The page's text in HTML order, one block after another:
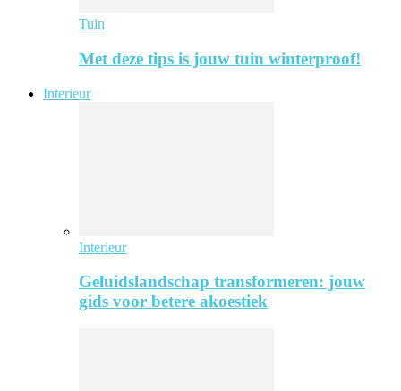
Tuin
Met deze tips is jouw tuin winterproof!
Interieur
Interieur
Geluidslandschap transformeren: jouw
gids voor betere akoestiek